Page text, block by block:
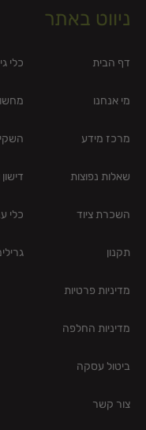
ניווט באתר
דף הבית
מי אנחנו
מרכז מידע
שאלות נפוצות
השכרת ציוד
תקנון
מדיניות פרטיות
מדיניות החלפה
ביטול עסקה
צור קשר
כלי
כלי